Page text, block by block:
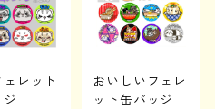
ェレット
おいしいフェレ
ット缶バッジ